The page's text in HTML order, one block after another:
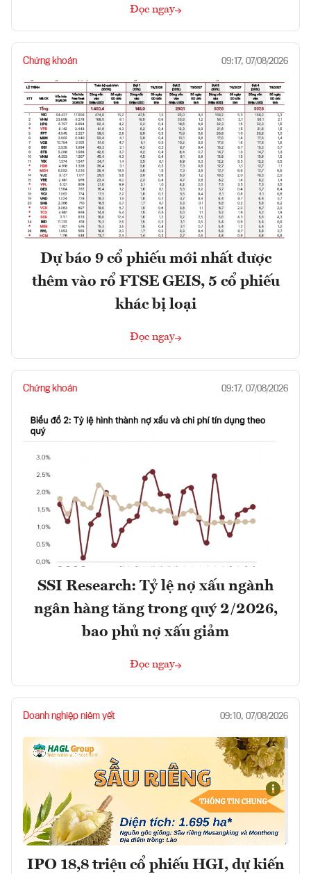
Đọc ngay
Chứng khoán 09:17, 07/08/2026
Dự báo 9 cổ phiếu mới nhất được
thêm vào rổ FTSE GEIS, 5 cổ phiếu
khác bị loại
Đọc ngay
Chứng khoán 09:17, 07/08/2026
SSI Research: Tỷ lệ nợ xấu ngành
ngân hàng tăng trong quý 2/2026,
bao phủ nợ xấu giảm
Đọc ngay
Doanh nghiệp niêm yết 09:10, 07/08/2026
IPO 18,8 triệu cổ phiếu HGI, dự kiến